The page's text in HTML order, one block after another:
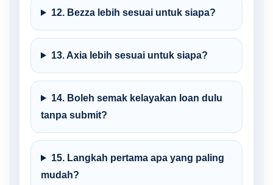
12. Bezza lebih sesuai untuk siapa?
13. Axia lebih sesuai untuk siapa?
14. Boleh semak kelayakan loan dulu
tanpa submit?
15. Langkah pertama apa yang paling
mudah?